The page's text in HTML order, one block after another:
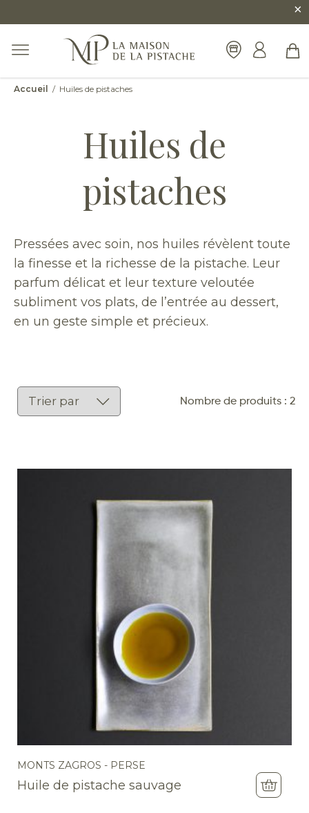
×
Accueil / Huiles de pistaches
Huiles de
pistaches
Pressées avec soin, nos huiles révèlent toute
la finesse et la richesse de la pistache. Leur
parfum délicat et leur texture veloutée
subliment vos plats, de l’entrée au dessert,
en un geste simple et précieux.
Nombre de produits : 2
MONTS ZAGROS - PERSE
Huile de pistache sauvage